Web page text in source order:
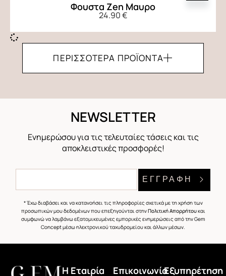
Φουστα Zen Μαυρο
24.90€
ΠΕΡΙΣΣΌΤΕΡΑ ΠΡΟΪΌΝΤΑ
NEWSLETTER
Ενημερώσου για τις τελευταίες τάσεις και τις
αποκλειστικές προσφορές!
ΕΓΓΡΑΦΗ
* Έχω διαβάσει και να κατανοήσει τις πληροφορίες σχετικά με τη χρήση των
προσωπικών μου δεδομένων που επεξηγούνται στηνΠολιτική Απορρήτουκαι
συμφωνώ να λαμβάνω εξατομικευμένες εμπορικές ενημερώσεις από την Gem
Concept μέσω ηλεκτρονικού ταχυδρομείου και άλλων μέσων.
H Εταιρία ΕπικοινωνίαΕξυπηρέτηση